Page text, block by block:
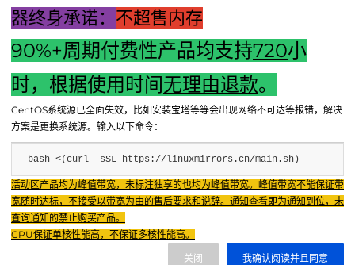
的
原
步到位"
下一篇：主机广场：电脑硬件选购的一站式体验平台
Fenxun Tech 飞讯科技旗下云平台，相关服务主体：
重庆飞讯科技有限公司|中国电信股份有限公司荣昌分公司 提供网络服务 |
重庆飞讯科技有限公司|酷盾 提供CDN服务
渝ICP备2024034038号-1
渝公网安备50022602000851号
渝ICP证2024034038号 |
器终身承诺： 不超售内存
90%+周期付费性产品均支持720小
时，根据使用时间无理由退款。
CentOS系统源已全面失效，比如安装宝塔等等会出现网络不可达等报错，解决
方案是更换系统源。输入以下命令：
bash <(curl -sSL https://linuxmirrors.cn/main.sh)
活动区产品均为峰值带宽，未标注独享的也均为峰值带宽。峰值带宽不能保证带
宽随时达标，不接受以带宽为由的售后要求和说辞。通知查看即为通知到位，未
查询通知的禁止购买产品。
CPU保证单核性能高，不保证多核性能高。
我确认阅读并且同意
关闭